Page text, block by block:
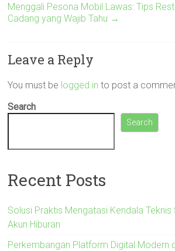
Menggali Pesona Mobil Lawas: Tips
Cadang yang Wajib Tahu →
Leave a Reply
You must be logged in to post a
Search
Search
Recent Posts
Solusi Praktis Mengatasi Kendala
Akun Hiburan
Perkembangan Platform Digital Modern